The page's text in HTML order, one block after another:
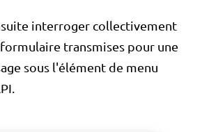
interroger collectivement
transmises pour une
sous l'élément de menu